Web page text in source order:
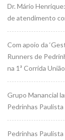
Dr. Mário
de atendimento
Com apoio da
Runners de
na 1ª Corrida
Grupo Manancial
Pedrinhas Paulista
Pedrinhas